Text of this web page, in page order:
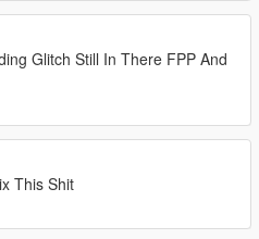
Glitch Still In There FPP And
This Shit